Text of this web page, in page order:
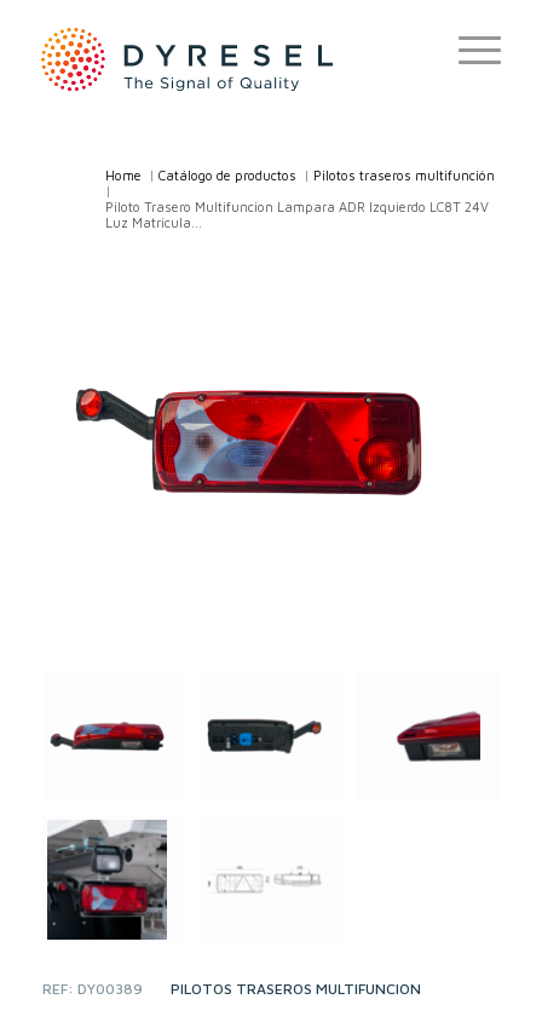
Home /Catálogo de productos
Pilotos traseros multifunción
Piloto Trasero Multifuncion Lampara ADR Izquierdo LC8T 24V
Luz Matricula...
REF:DY00389
CATEGORY:PILOTOS TRASEROS MULTIFUNCIÓN